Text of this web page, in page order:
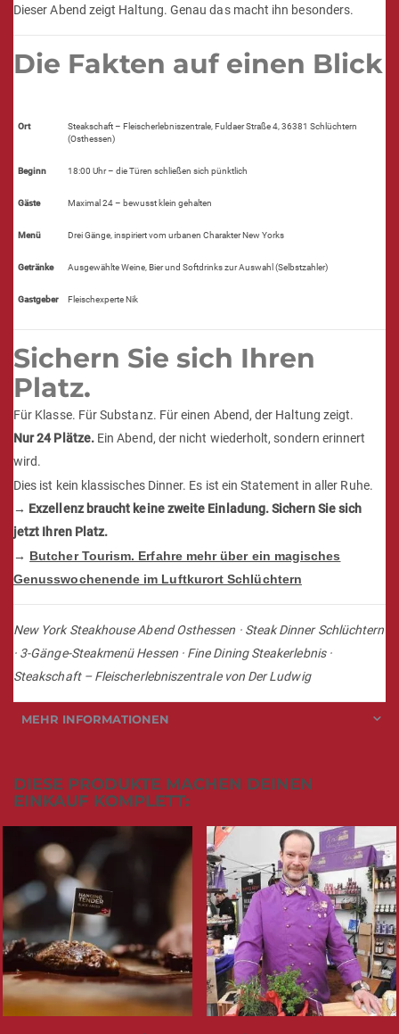
Dieser Abend zeigt Haltung. Genau das macht ihn besonders.
Die Fakten auf einen Blick
Ort
Steakschaft – Fleischerlebniszentrale, Fuldaer Straße 4, 36381 Schlüchtern
(Osthessen)
Beginn 18:00 Uhr – die Türen schließen sich pünktlich
Gäste Maximal 24 – bewusst klein gehalten
Menü Drei Gänge, inspiriert vom urbanen Charakter New Yorks
Getränke Ausgewählte Weine, Bier und Softdrinks zur Auswahl (Selbstzahler)
Gastgeber Fleischexperte Nik
Sichern Sie sich Ihren
Platz.
Für Klasse. Für Substanz. Für einen Abend, der Haltung zeigt.
Nur 24 Plätze.Ein Abend, der nicht wiederholt, sondern erinnert
wird.
Dies ist kein klassisches Dinner. Es ist ein Statement in aller Ruhe.
→ Exzellenz braucht keine zweite Einladung. Sichern Sie sich
jetzt Ihren Platz.
→ Butcher Tourism. Erfahre mehr über ein magisches
Genusswochenende im Luftkurort Schlüchtern
New York Steakhouse Abend Osthessen · Steak Dinner Schlüchtern
· 3-Gänge-Steakmenü Hessen · Fine Dining Steakerlebnis ·
Steakschaft – Fleischerlebniszentrale von Der Ludwig
MEHR INFORMATIONEN
DIESE PRODUKTE MACHEN DEINEN
EINKAUF KOMPLETT: